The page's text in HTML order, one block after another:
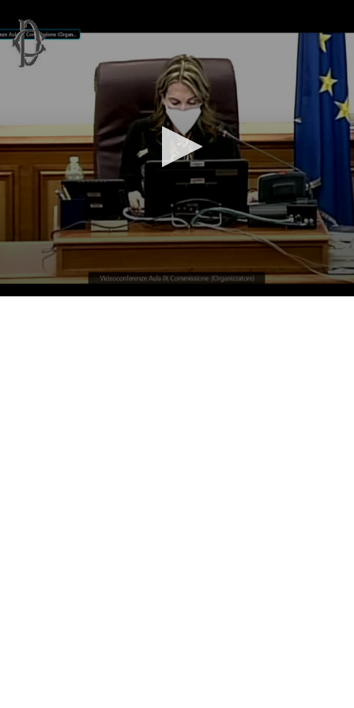
WebTV Camera dei Deputati
Vai al menu di navigazione
Contenuto
Fine contenuto
Vai al contenuto principale Vai al menu di navigazione